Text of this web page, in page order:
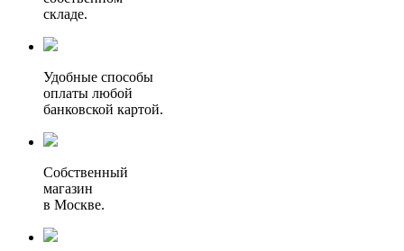
складе.
Удобные способы
оплаты любой
банковской картой.
Собственный
магазин
в Москве.